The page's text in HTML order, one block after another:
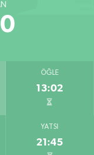
ÖĞLE
13:02
YATSI
21:45